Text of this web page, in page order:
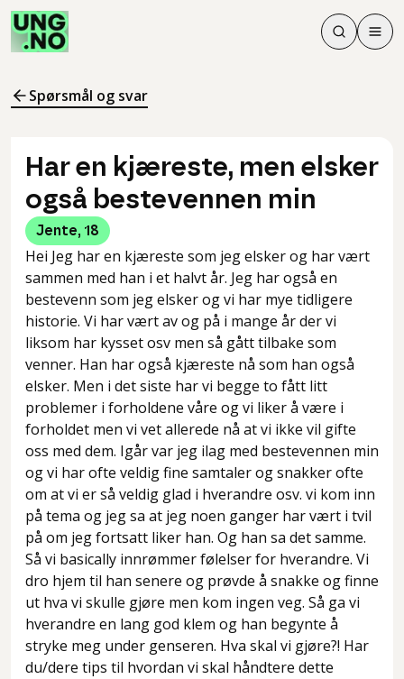
Søk
Søk
Meny
Spørsmål og svar
Har en kjæreste, men elsker
også bestevennen min
Jente, 18
Hei Jeg har en kjæreste som jeg elsker og har vært
sammen med han i et halvt år. Jeg har også en
bestevenn som jeg elsker og vi har mye tidligere
historie. Vi har vært av og på i mange år der vi
liksom har kysset osv men så gått tilbake som
venner. Han har også kjæreste nå som han også
elsker. Men i det siste har vi begge to fått litt
problemer i forholdene våre og vi liker å være i
forholdet men vi vet allerede nå at vi ikke vil gifte
oss med dem. Igår var jeg ilag med bestevennen min
og vi har ofte veldig fine samtaler og snakker ofte
om at vi er så veldig glad i hverandre osv. vi kom inn
på tema og jeg sa at jeg noen ganger har vært i tvil
på om jeg fortsatt liker han. Og han sa det samme.
Så vi basically innrømmer følelser for hverandre. Vi
dro hjem til han senere og prøvde å snakke og finne
ut hva vi skulle gjøre men kom ingen veg. Så ga vi
hverandre en lang god klem og han begynte å
stryke meg under genseren. Hva skal vi gjøre?! Har
du/dere tips til hvordan vi skal håndtere dette